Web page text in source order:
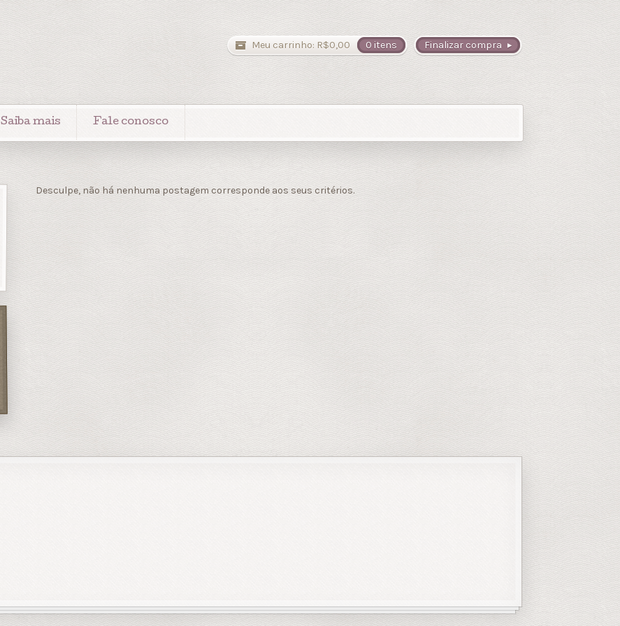
Finalizar compra
Meu carrinho: R$0,00 0 itens
Saiba mais Fale conosco
Desculpe, não há nenhuma postagem corresponde aos seus critérios.